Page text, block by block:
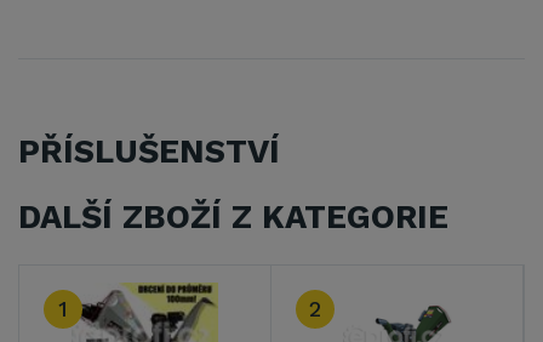
PŘÍSLUŠENSTVÍ
DALŠÍ ZBOŽÍ Z KATEGORIE
1 2